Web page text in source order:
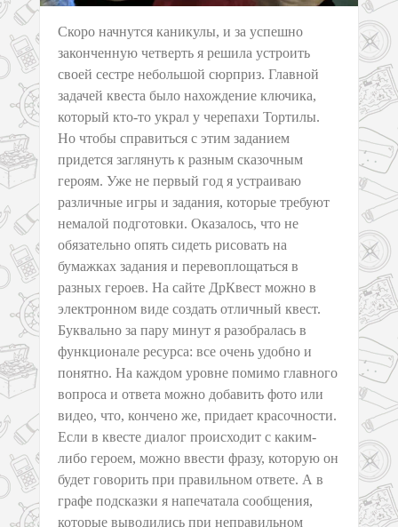
Скоро начнутся каникулы, и за успешно
законченную четверть я решила устроить
своей сестре небольшой сюрприз. Главной
задачей квеста было нахождение ключика,
который кто-то украл у черепахи Тортилы.
Но чтобы справиться с этим заданием
придется заглянуть к разным сказочным
героям. Уже не первый год я устраиваю
различные игры и задания, которые требуют
немалой подготовки. Оказалось, что не
обязательно опять сидеть рисовать на
бумажках задания и перевоплощаться в
разных героев. На сайте ДрКвест можно в
электронном виде создать отличный квест.
Буквально за пару минут я разобралась в
функционале ресурса: все очень удобно и
понятно. На каждом уровне помимо главного
вопроса и ответа можно добавить фото или
видео, что, кончено же, придает красочности.
Если в квесте диалог происходит с каким-
либо героем, можно ввести фразу, которую он
будет говорить при правильном ответе. А в
графе подсказки я напечатала сообщения,
которые выводились при неправильном